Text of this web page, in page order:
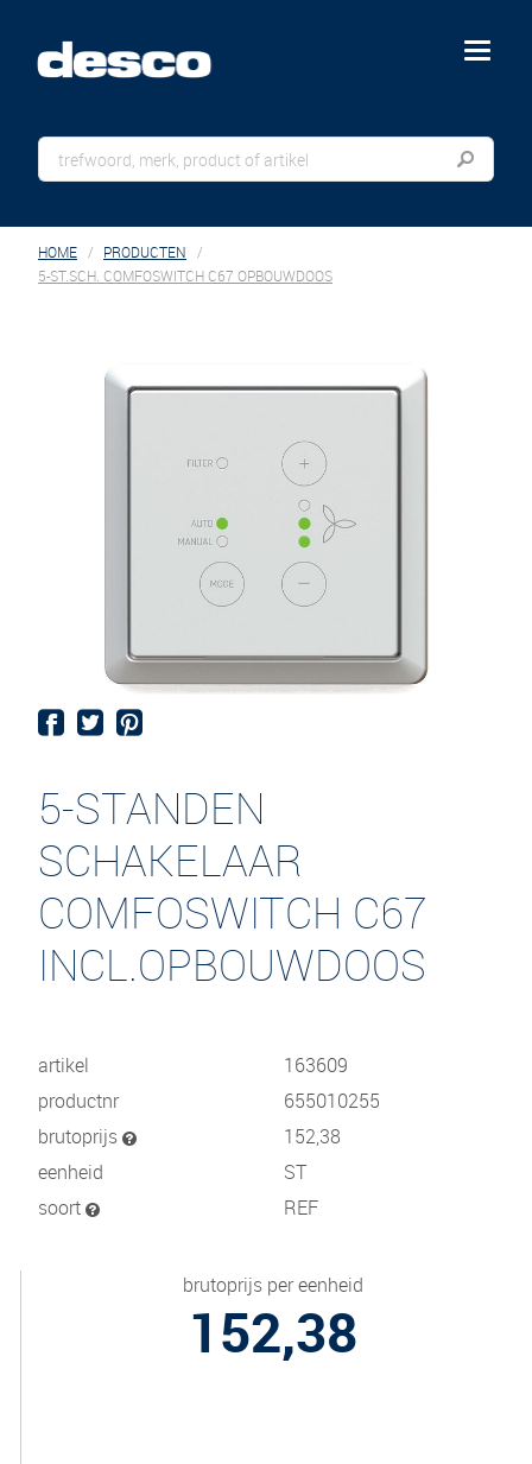
menu
HOME
PRODUCTEN
5-ST.SCH. COMFOSWITCH C67 OPBOUWDOOS
5-STANDEN
SCHAKELAAR
COMFOSWITCH C67
INCL.OPBOUWDOOS
artikel
163609
productnr
655010255
brutoprijs
152,38
eenheid
ST
soort
REF
brutoprijs per eenheid
152,38